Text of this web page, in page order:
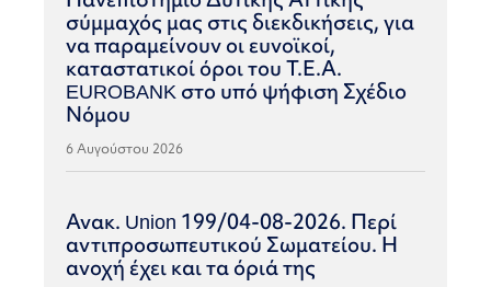
σύμμαχός μας στις διεκδικήσεις, για
να παραμείνουν οι ευνοϊκοί,
καταστατικοί όροι του Τ.Ε.Α.
EUROBANK στο υπό ψήφιση Σχέδιο
Νόμου
6 Αυγούστου 2026
Ανακ. Union 199/04-08-2026. Περί
αντιπροσωπευτικού Σωματείου. Η
ανοχή έχει και τα όριά της